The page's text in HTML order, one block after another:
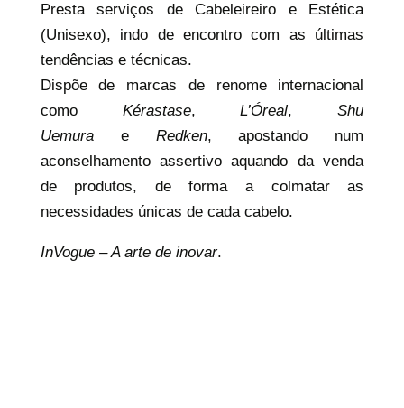
Presta serviços de Cabeleireiro e Estética
(Unisexo), indo de encontro com as últimas
tendências e técnicas.
Dispõe de marcas de renome internacional
como Kérastase,L’Óreal,Shu
Uemurae Redken, apostando num
aconselhamento assertivo aquando da venda
de produtos, de forma a colmatar as
necessidades únicas de cada cabelo.
InVogue – A arte de inovar.